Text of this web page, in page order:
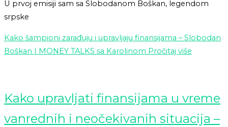
U prvoj emisiji sam sa Slobodanom Boškan, legendom
srpske
Kako šampioni zarađuju i upravljaju finansijama – Slobodan
Boškan | MONEY TALKS sa Karolinom Pročitaj više
Kako upravljati finansijama u vreme
vanrednih i neočekivanih situacija –